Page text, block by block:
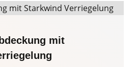
mit